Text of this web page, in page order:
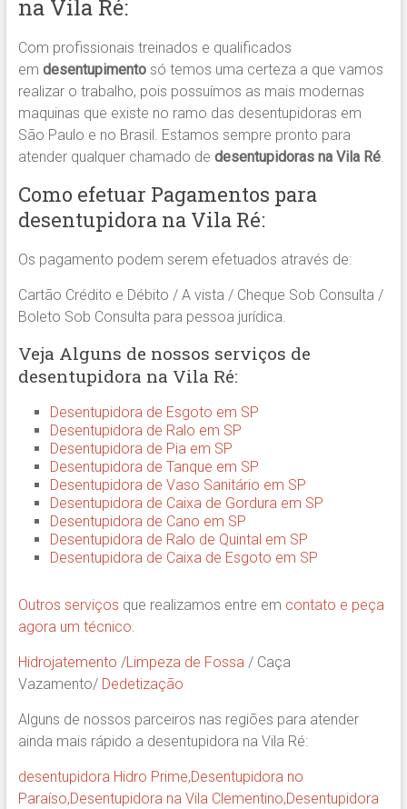
na Vila Ré:
Com profissionais treinados e qualificados
em desentupimentosó temos uma certeza a que vamos
realizar o trabalho, pois possuímos as mais modernas
maquinas que existe no ramo das desentupidoras em
São Paulo e no Brasil. Estamos sempre pronto para
atender qualquer chamado de desentupidoras na Vila Ré.
Como efetuar Pagamentos para
desentupidora na Vila Ré:
Os pagamento podem serem efetuados através de:
Cartão Crédito e Débito / A vista / Cheque Sob Consulta /
Boleto Sob Consulta para pessoa jurídica.
Veja Alguns de nossos serviços de
desentupidora na Vila Ré:
Desentupidora de Esgoto em SP
Desentupidora de Ralo em SP
Desentupidora de Pia em SP
Desentupidora de Tanque em SP
Desentupidora de Vaso Sanitário em SP
Desentupidora de Caixa de Gordura em SP
Desentupidora de Cano em SP
Desentupidora de Ralo de Quintal em SP
Desentupidora de Caixa de Esgoto em SP
Outros serviços que realizamos entre em contato e peça
agora um técnico.
Hidrojatemento /Limpeza de Fossa/ Caça
Vazamento/ Dedetização
Alguns de nossos parceiros nas regiões para atender
ainda mais rápido a desentupidora na Vila Ré:
desentupidora Hidro Prime,Desentupidora no
Paraíso,Desentupidora na Vila Clementino,Desentupidora